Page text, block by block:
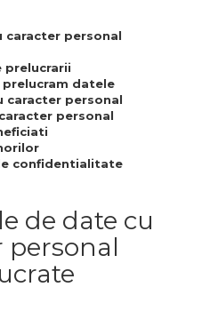
caracter personal
prelucrarii
datele
caracter personal
personal
confidentialitate
de date cu
personal